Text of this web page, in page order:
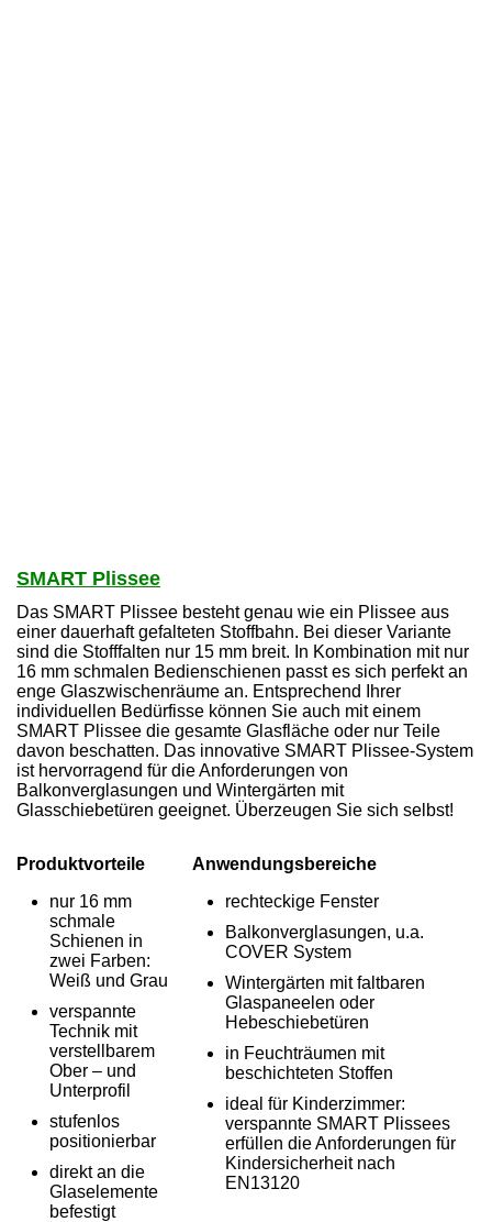
SMART Plissee
Das SMART Plissee besteht genau wie ein Plissee aus
einer dauerhaft gefalteten Stoffbahn. Bei dieser Variante
sind die Stofffalten nur 15 mm breit. In Kombination mit nur
16 mm schmalen Bedienschienen passt es sich perfekt an
enge Glaszwischenräume an. Entsprechend Ihrer
individuellen Bedürfisse können Sie auch mit einem
SMART Plissee die gesamte Glasfläche oder nur Teile
davon beschatten. Das innovative SMART Plissee-System
ist hervorragend für die Anforderungen von
Balkonverglasungen und Wintergärten mit
Glasschiebetüren geeignet. Überzeugen Sie sich selbst!
Produktvorteile
nur 16 mm
schmale
Schienen in
zwei Farben:
Weiß und Grau
verspannte
Technik mit
verstellbarem
Ober – und
Unterprofil
stufenlos
positionierbar
direkt an die
Glaselemente
befestigt
Anwendungsbereiche
rechteckige Fenster
Balkonverglasungen, u.a.
COVER System
Wintergärten mit faltbaren
Glaspaneelen oder
Hebeschiebetüren
in Feuchträumen mit
beschichteten Stoffen
ideal für Kinderzimmer:
verspannte SMART Plissees
erfüllen die Anforderungen für
Kindersicherheit nach
EN13120